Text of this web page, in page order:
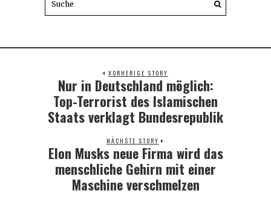
VORHERIGE STORY
Previous
post:
Nur in Deutschland möglich:
Top-Terrorist des Islamischen
Staats verklagt Bundesrepublik
NÄCHSTE STORY
Next
post:
Elon Musks neue Firma wird das
menschliche Gehirn mit einer
Maschine verschmelzen